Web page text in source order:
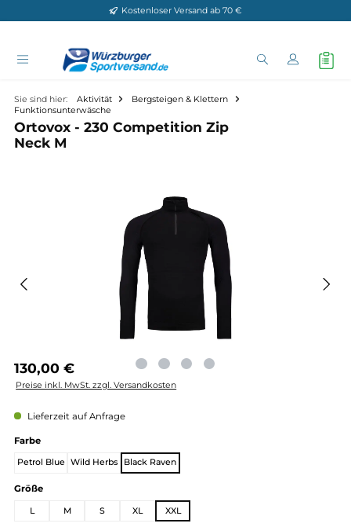
Zum Hauptinhalt springenKostenloser Versand ab 70 €
Sie sind hier: Aktivität
Funktionsunterwäsche
Ortovox - 230 Competition Zip
Bildergalerie überspringen
130,00 €
Lieferzeit auf Anfrage
Farbe
Petrol Blue Wild Herbs Black Raven